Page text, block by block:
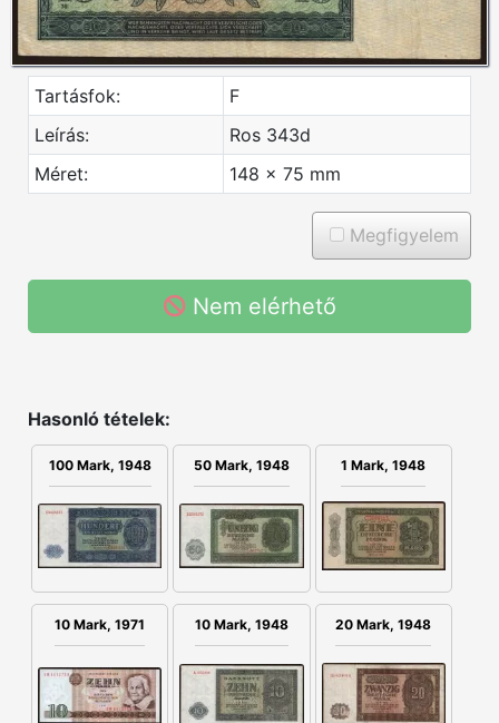
Tartásfok:
F
Leírás:
Ros 343d
Méret:
148 x 75 mm
Megfigyelem
Nem elérhető
Hasonló tételek:
100 Mark, 1948 50 Mark, 1948 1 Mark, 1948
10 Mark, 1971 10 Mark, 1948 20 Mark, 1948